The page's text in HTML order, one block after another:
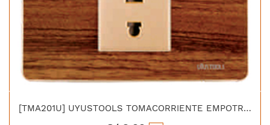
[TMA201U] UYUSTOOLS TOMACORRIENTE EMPOTRABLE SIMPLE MADERA